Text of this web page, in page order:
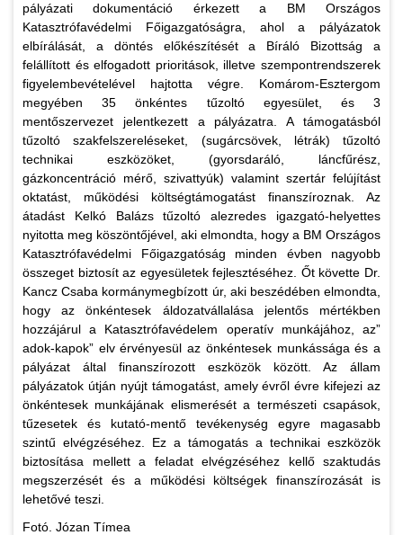
pályázati dokumentáció érkezett a BM Országos
Katasztrófavédelmi Főigazgatóságra, ahol a pályázatok
elbírálását, a döntés előkészítését a Bíráló Bizottság a
felállított és elfogadott prioritások, illetve szempontrendszerek
figyelembevételével hajtotta végre. Komárom-Esztergom
megyében 35 önkéntes tűzoltó egyesület, és 3
mentőszervezet jelentkezett a pályázatra. A támogatásból
tűzoltó szakfelszereléseket, (sugárcsövek, létrák) tűzoltó
technikai eszközöket, (gyorsdaráló, láncfűrész,
gázkoncentráció mérő, szivattyúk) valamint szertár felújítást
oktatást, működési költségtámogatást finanszíroznak. Az
átadást Kelkó Balázs tűzoltó alezredes igazgató-helyettes
nyitotta meg köszöntőjével, aki elmondta, hogy a BM Országos
Katasztrófavédelmi Főigazgatóság minden évben nagyobb
összeget biztosít az egyesületek fejlesztéséhez. Őt követte Dr.
Kancz Csaba kormánymegbízott úr, aki beszédében elmondta,
hogy az önkéntesek áldozatvállalása jelentős mértékben
hozzájárul a Katasztrófavédelem operatív munkájához, az”
adok-kapok” elv érvényesül az önkéntesek munkássága és a
pályázat által finanszírozott eszközök között. Az állam
pályázatok útján nyújt támogatást, amely évről évre kifejezi az
önkéntesek munkájának elismerését a természeti csapások,
tűzesetek és kutató-mentő tevékenység egyre magasabb
szintű elvégzéséhez. Ez a támogatás a technikai eszközök
biztosítása mellett a feladat elvégzéséhez kellő szaktudás
megszerzését és a működési költségek finanszírozását is
lehetővé teszi.
Fotó. Józan Tímea